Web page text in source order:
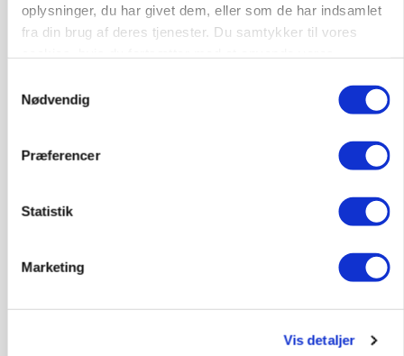
oplysninger, du har givet dem, eller som de har indsamlet
fra din brug af deres tjenester. Du samtykker til vores
Nødvendig
Præferencer
Statistik
Marketing
Vis detaljer
Før såmaskinen kører: Her er efterårets største
skadedyrsrisici